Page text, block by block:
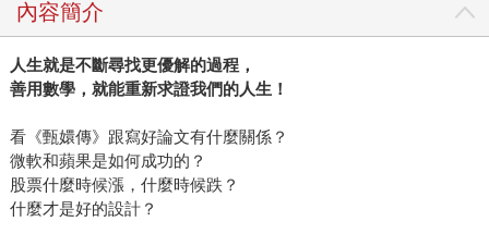
內容簡介
人生就是不斷尋找更優解的過程，
善用數學，就能重新求證我們的人生！
看《甄嬛傳》跟寫好論文有什麼關係？
微軟和蘋果是如何成功的？
股票什麼時候漲，什麼時候跌？
什麼才是好的設計？